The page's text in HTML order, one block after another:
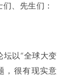
、先生们：
以“全球大变
，很有现实意